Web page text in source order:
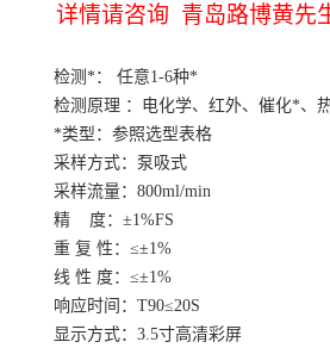
详情请咨询 青岛路博黄先
检测*： 任意1-6种*
检测原理 ：电化学、红外、催化*、
*类型：参照选型表格
采样方式：泵吸式
采样流量：800ml/min
精 度：±1%FS
重 复 性：≤±1%
线 性 度：≤±1%
响应时间：T90≤20S
显示方式：3.5寸高清彩屏